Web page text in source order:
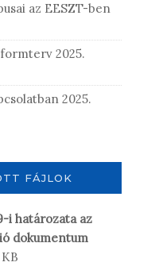
az EESZT-ben
2025.
2025.
FÁJLOK
i határozata az
dokumentum